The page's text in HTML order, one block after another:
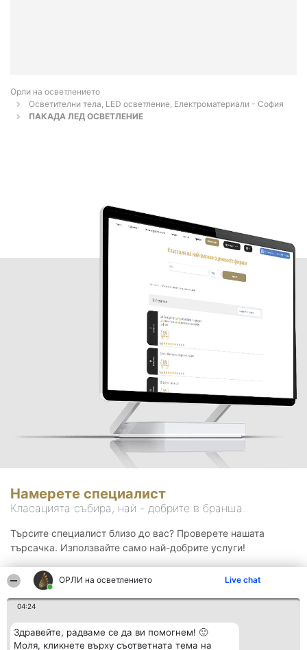
ОРЛИ на осветлението Live chat
04:24
Здравейте, радваме се да ви помогнем! 🙂
Моля, кликнете върху съответната тема на
Орли на осветлението
Осветителни тела, LED осветление, Електроматериали - София
ПАКАДА ЛЕД ОСВЕТЛЕНИЕ
Намерете специалист
Класацията събира, най - добрите в бранша.
Търсите специалист близо до вас? Проверете нашата
търсачка. Използвайте само най-добрите услуги!